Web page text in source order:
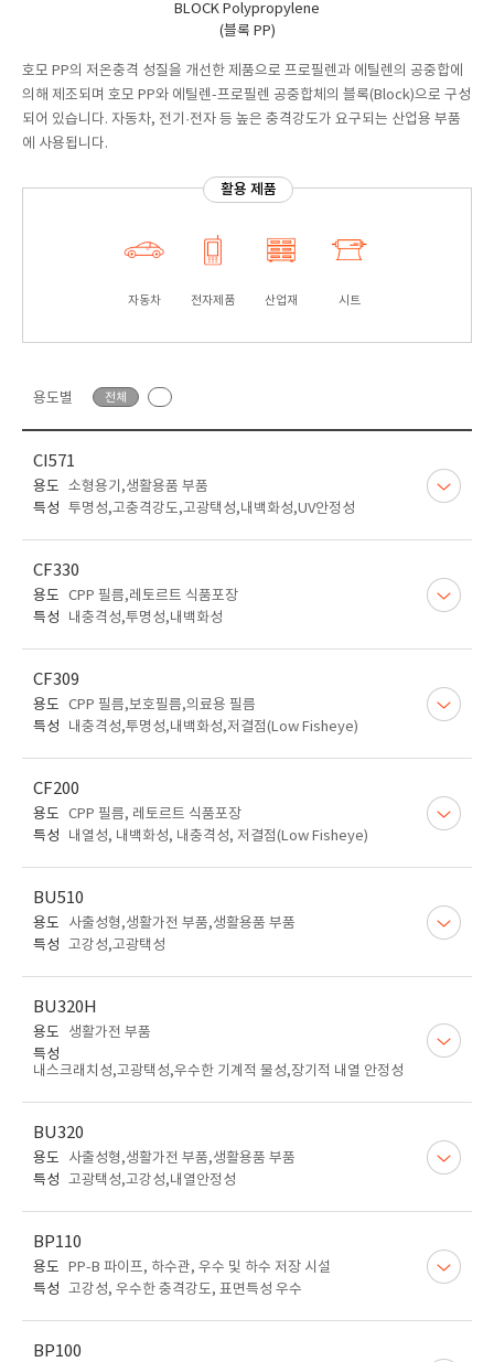
BLOCK Polypropylene
(블록 PP)
호모 PP의 저온충격 성질을 개선한 제품으로 프로필렌과 에틸렌의 공중합에
의해 제조되며 호모 PP와 에틸렌-프로필렌 공중합체의 블록(Block)으로 구성
되어 있습니다. 자동차, 전기·전자 등 높은 충격강도가 요구되는 산업용 부품
에 사용됩니다.
활용 제품
자동차 전자제품 산업재 시트
용도별 전체
CI571
용도 소형용기,생활용품 부품
특성 투명성,고충격강도,고광택성,내백화성,UV안정성
CF330
용도 CPP 필름,레토르트 식품포장
특성
내충격성,투명성,내백화성
CF309
용도 CPP 필름,보호필름,의료용 필름
특성
내충격성,투명성,내백화성,저결점(Low Fisheye)
CF200
용도 CPP 필름, 레토르트 식품포장
특성
내열성, 내백화성, 내충격성, 저결점(Low Fisheye)
BU510
용도
사출성형,생활가전 부품,생활용품 부품
특성 고강성,고광택성
BU320H
용도
생활가전 부품
특성
내스크래치성,고광택성,우수한 기계적 물성,장기적 내열 안정성
BU320
용도
사출성형,생활가전 부품,생활용품 부품
특성 고광택성,고강성,내열안정성
BP110
용도 PP-B 파이프, 하수관, 우수 및 하수 저장 시설
특성 고강성, 우수한 충격강도, 표면특성 우수
BP100